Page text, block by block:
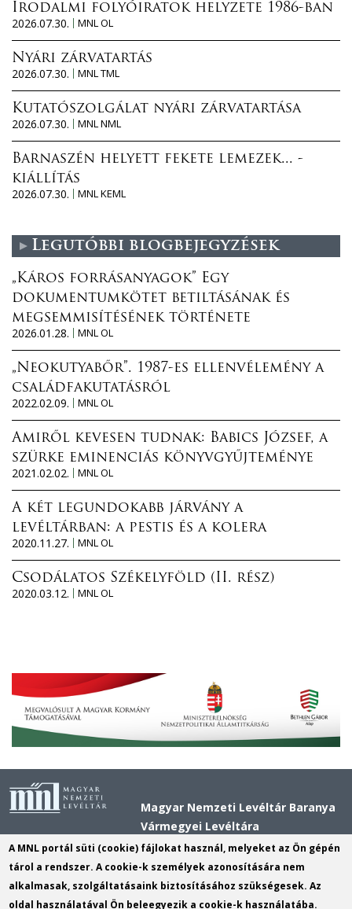
Irodalmi folyóiratok helyzete 1986-ban
2026.07.30.
MNL OL
Nyári zárvatartás
2026.07.30.
MNL TML
Kutatószolgálat nyári zárvatartása
2026.07.30.
MNL NML
Barnaszén helyett fekete lemezek... -
kiállítás
2026.07.30.
MNL KEML
Legutóbbi blogbejegyzések
„Káros forrásanyagok” Egy
dokumentumkötet betiltásának és
megsemmisítésének története
2026.01.28.
MNL OL
„Neokutyabőr”. 1987-es ellenvélemény a
családfakutatásról
2022.02.09.
MNL OL
Amiről kevesen tudnak: Babics József, a
szürke eminenciás könyvgyűjteménye
2021.02.02.
MNL OL
A két legundokabb járvány a
levéltárban: a pestis és a kolera
2020.11.27.
MNL OL
Csodálatos Székelyföld (II. rész)
2020.03.12.
MNL OL
Magyar Nemzeti Levéltár Baranya
Vármegyei Levéltára
Cím:
7621 Pécs, Király utca 11.
Postacím: 7621 Pécs, Király utca 11.
Telefon:
+36 72 518 680
A MNL portál süti (cookie) fájlokat használ, melyeket az Ön gépén
tárol a rendszer. A cookie-k személyek azonosítására nem
alkalmasak, szolgáltatásaink biztosításához szükségesek. Az
oldal használatával Ön beleegyezik a cookie-k használatába.